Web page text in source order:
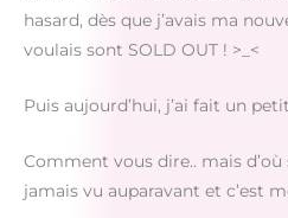
hasard, dès que j’avais ma
voulais sont SOLD OUT ! >_<
Puis aujourd’hui, j’ai fait un
Comment vous dire.. mais
jamais vu auparavant et c’est